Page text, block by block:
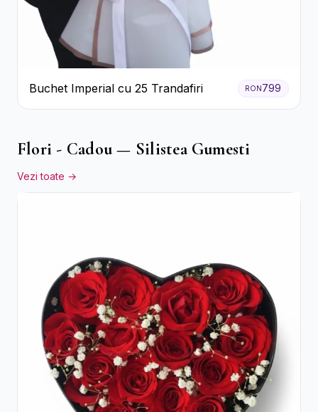
Buchet Imperial cu 25 Trandafiri RON799
Flori - Cadou — Silistea Gumesti
Vezi toate →